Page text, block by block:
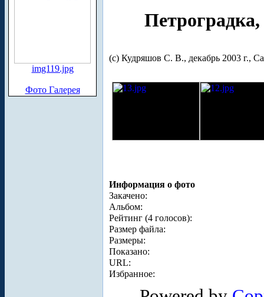
img119.jpg
Фото Галерея
(с) Кудряшов С. В., декабрь 2003 г.,
Информация о фото
Закачено:
Альбом:
Рейтинг (4 голосов):
Размер файла:
Размеры:
Показано:
URL:
Избранное: